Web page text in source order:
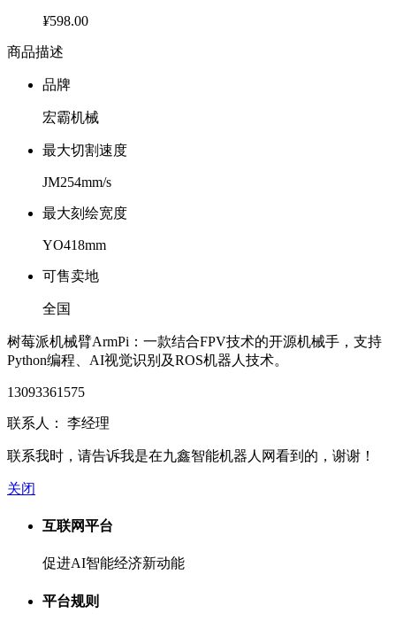
¥598.00
商品描述
品牌
宏霸机械
最大切割速度
JM254mm/s
最大刻绘宽度
YO418mm
可售卖地
全国
树莓派机械臂ArmPi：一款结合FPV技术的开源机械手，支持
Python编程、AI视觉识别及ROS机器人技术。
13093361575
联系人： 李经理
联系我时，请告诉我是在九鑫智能机器人网看到的，谢谢！
关闭
互联网平台
促进AI智能经济新动能
平台规则